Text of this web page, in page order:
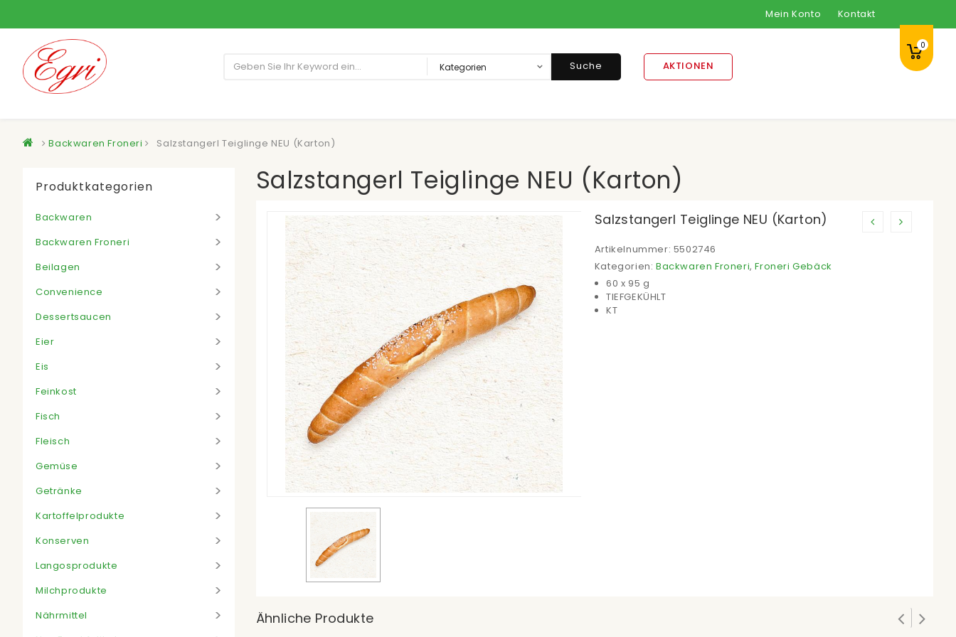
Mein Konto Kontakt
0
Suche AKTIONEN
Backwaren Froneri Salzstangerl Teiglinge NEU (Karton)
Salzstangerl Teiglinge NEU (Karton)
Salzstangerl Teiglinge NEU (Karton)
Artikelnummer: 5502746
Kategorien: Backwaren Froneri,Froneri Gebäck
60 x 95 g
TIEFGEKÜHLT
KT
Ähnliche Produkte
Produktkategorien
Backwaren
Backwaren Froneri
Beilagen
Convenience
Dessertsaucen
Eier
Eis
Feinkost
Fisch
Fleisch
Gemüse
Getränke
Kartoffelprodukte
Konserven
Langosprodukte
Milchprodukte
Nährmittel